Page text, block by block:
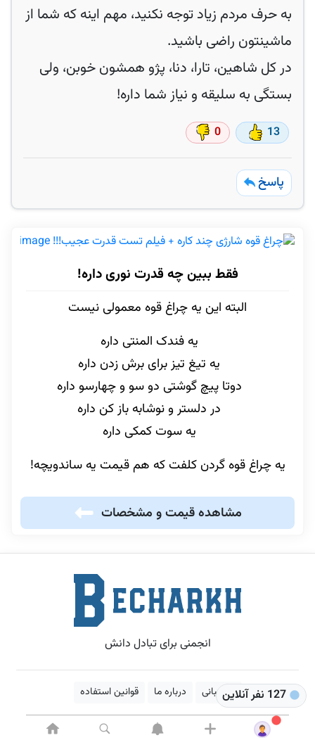
به حرف مردم زیاد توجه نکنید، مهم اینه که شما از
ماشینتون راضی باشید.
در کل شاهین، تارا، دنا، پژو همشون خوبن، ولی
بستگی به سلیقه و نیاز شما داره!
13
0
پاسخ
فقط ببین چه قدرت نوری داره!
البته این یه چراغ قوه معمولی نیست
یه فندک المنتی داره
یه تیغ تیز برای برش زدن داره
دوتا پیچ گوشتی دو سو و چهارسو داره
در دلستر و نوشابه باز کن داره
یه سوت کمکی داره
یه چراغ قوه گردن کلفت که هم قیمت یه ساندویچه!
مشاهده قیمت و مشخصات
انجمنی برای تبادل دانش
پشتیبانی درباره ما قوانین استفاده